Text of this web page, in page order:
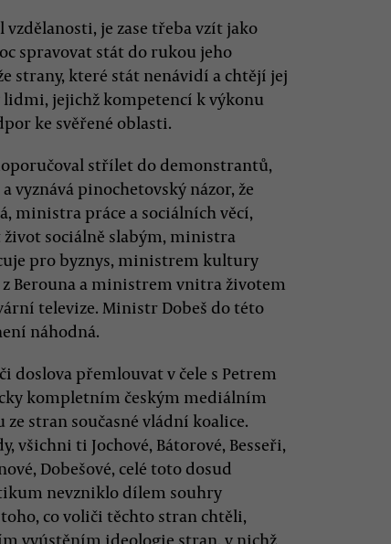
je zase třeba vzít jako
spravovat stát do rukou jeho
strany, které stát nenávidí a chtějí jej
jejichž kompetencí k výkonu
ke svěřené oblasti.
střílet do demonstrantů,
vyznává pinochetovský názor, že
ministra práce a sociálních věcí,
sociálně slabým, ministra
pro byznys, ministrem kultury
Berouna a ministrem vnitra životem
televize. Ministr Dobeš do této
náhodná.
doslova přemlouvat v čele s Petrem
kompletním českým mediálním
stran současné vládní koalice.
všichni ti Jochové, Bátorové, Besseři,
Dobešové, celé toto dosud
nevzniklo dílem souhry
co voliči těchto stran chtěli,
vyústěním ideologie stran, v nichž